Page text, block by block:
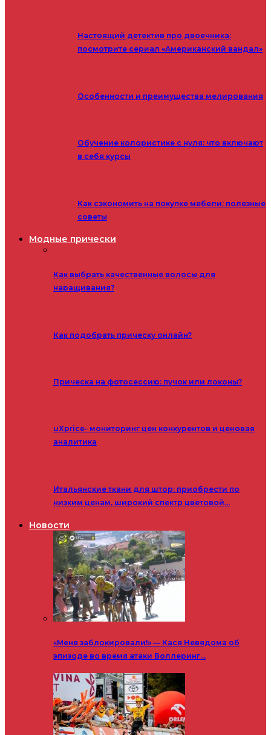
Настоящий детектив про двоечника:
посмотрите сериал «Американский вандал»
Особенности и преимущества мелирования
Обучение колористике с нуля: что включают
в себя курсы
Как сэкономить на покупке мебели: полезные
советы
Модные прически
Как выбрать качественные волосы для
наращивания?
Как подобрать прическу онлайн?
Прическа на фотосессию: пучок или локоны?
uXprice- мониторинг цен конкурентов и ценовая
аналитика
Итальянские ткани для штор: приобрести по
низким ценам, широкий спектр цветовой…
Новости
«Меня заблокировали!» — Кася Невядома об
эпизоде во время атаки Воллеринг…